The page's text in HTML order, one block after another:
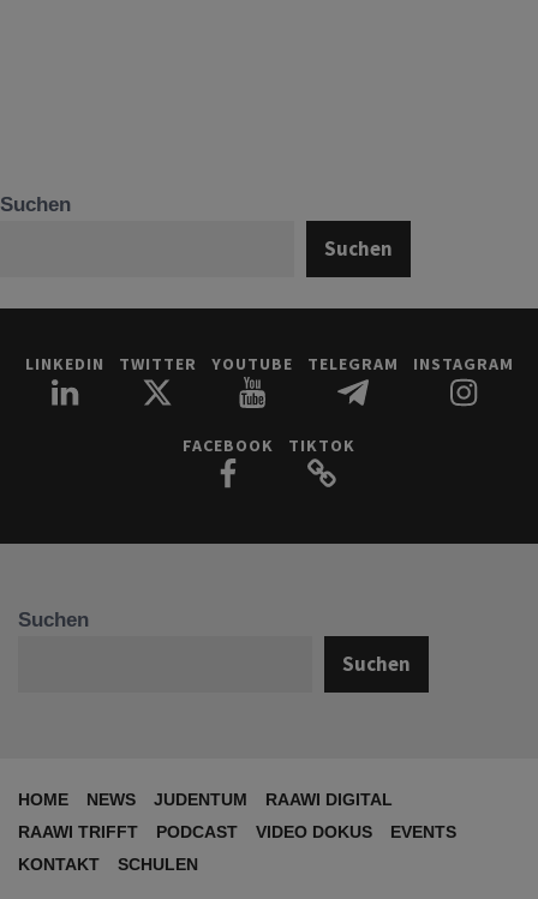
Suchen
Suchen
LINKEDIN TWITTER YOUTUBE TELEGRAM INSTAGRAM
FACEBOOK TIKTOK
Suchen
Suchen
HOME NEWS JUDENTUM
RAAWI DIGITAL
RAAWI TRIFFT
PODCAST VIDEO DOKUS
EVENTS
KONTAKT
SCHULEN